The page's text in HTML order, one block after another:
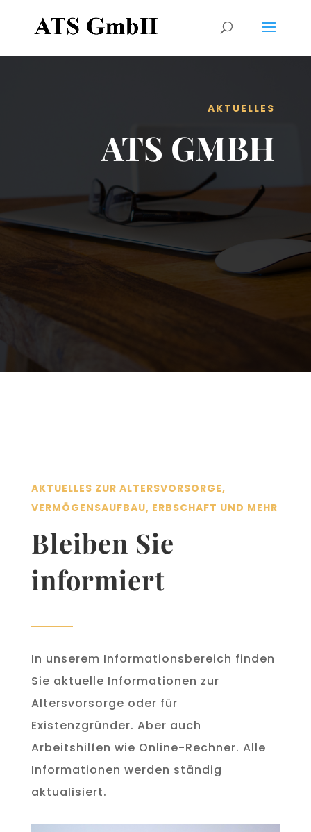
AKTUELLES
ATS GMBH
AKTUELLES ZUR ALTERSVORSORGE,
VERMÖGENSAUFBAU, ERBSCHAFT UND MEHR
Bleiben Sie
informiert
In unserem Informationsbereich finden
Sie aktuelle Informationen zur
Altersvorsorge oder für
Existenzgründer. Aber auch
Arbeitshilfen wie Online-Rechner. Alle
Informationen werden ständig
aktualisiert.